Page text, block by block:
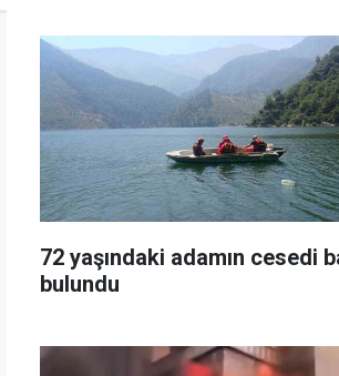
72 yaşındaki adamın cesedi
bulundu